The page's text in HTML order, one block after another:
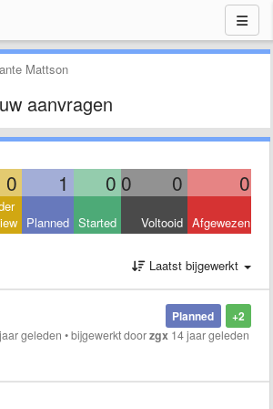
Mattson
aanvragen
0 1 0 0 0 0
Planned Started Voltooid Afgewezen
Laatst bijgewerkt
+2
Planned
geleden •bijgewerkt doorzgx 14 jaar geleden